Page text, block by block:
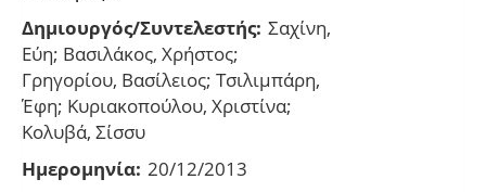
Δημιουργός/Συντελεστής: Σαχίνη,
Εύη; Βασιλάκος, Χρήστος;
Γρηγορίου, Βασίλειος; Τσιλιμπάρη,
Έφη; Κυριακοπούλου, Χριστίνα;
Κολυβά, Σίσσυ
Ημερομηνία: 20/12/2013